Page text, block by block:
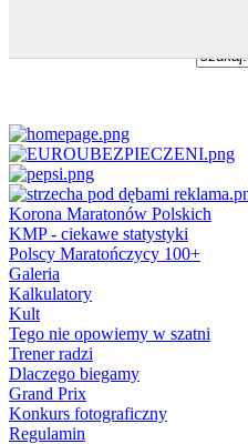
Korona Maratonów Polskich
KMP - ciekawe statystyki
Polscy Maratończycy 100+
Galeria
Kalkulatory
Kult
Tego nie opowiemy w szatni
Trener radzi
Dlaczego biegamy
Grand Prix
Konkurs fotograficzny
Regulamin